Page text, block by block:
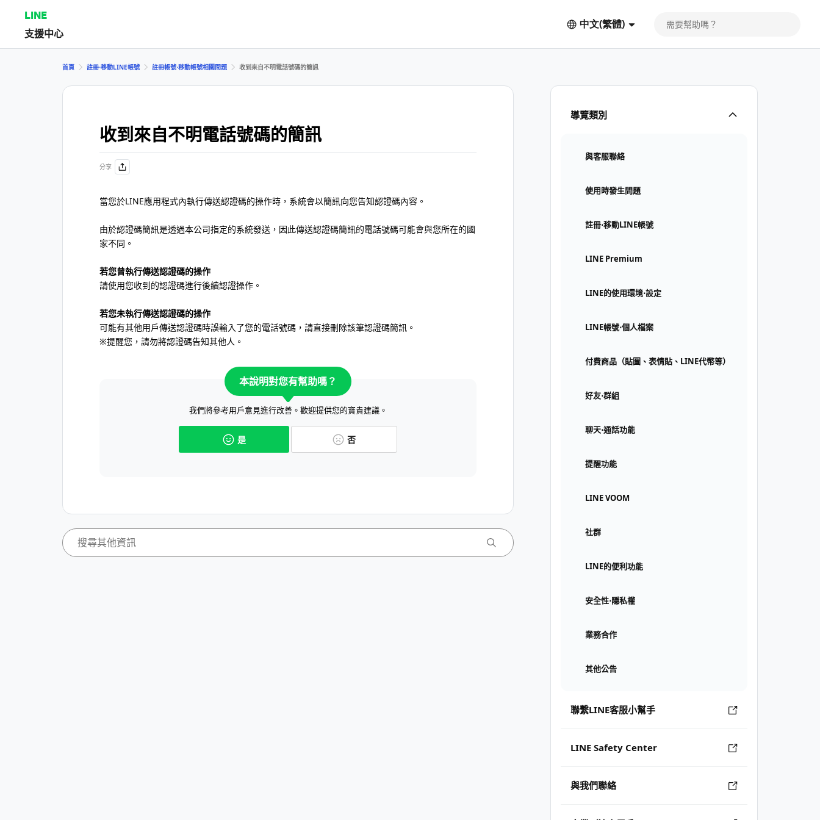
LINE
支援中心
中文(繁體)
導覽類別
與客服聯絡
使用時發生問題
註冊⋅移動LINE帳號
LINE Premium
LINE的使用環境⋅設定
LINE帳號⋅個人檔案
付費商品（貼圖、表情貼、LINE代幣等）
好友⋅群組
聊天⋅通話功能
提醒功能
LINE VOOM
社群
LINE的便利功能
安全性⋅隱私權
業務合作
其他公告
聯繫LINE客服小幫手
LINE Safety Center
與我們聯絡
首頁 註冊⋅移動LINE帳號 註冊帳號⋅移動帳號相關問題 收到來自不明電話號碼的簡訊
收到來自不明電話號碼的簡訊
分享
當您於LINE應用程式內執行傳送認證碼的操作時，系統會以簡訊向您告知認證碼內容。
由於認證碼簡訊是透過本公司指定的系統發送，因此傳送認證碼簡訊的電話號碼可能會與您所在的國
家不同。
若您曾執行傳送認證碼的操作
請使用您收到的認證碼進行後續認證操作。
若您未執行傳送認證碼的操作
可能有其他用戶傳送認證碼時誤輸入了您的電話號碼，請直接刪除該筆認證碼簡訊。
※提醒您，請勿將認證碼告知其他人。
本說明對您有幫助嗎？
我們將參考用戶意見進行改善。歡迎提供您的寶貴建議。
是 否